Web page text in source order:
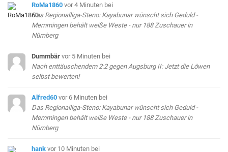
RoMa1860 vor 4 Minuten bei
Das Regionalliga-Steno: Kayabunar wünscht sich Geduld -
Memmingen behält weiße Weste - nur 188 Zuschauer in
Nürnberg
Dummbär vor 5 Minuten bei
Nach enttäuschendem 2:2 gegen Augsburg II: Jetzt die Löwen
selbst bewerten!
Alfred60 vor 6 Minuten bei
Das Regionalliga-Steno: Kayabunar wünscht sich Geduld -
Memmingen behält weiße Weste - nur 188 Zuschauer in
Nürnberg
hank vor 10 Minuten bei